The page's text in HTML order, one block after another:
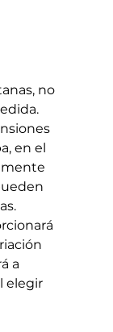
no
en el
a
elegir